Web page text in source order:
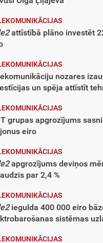
attīstībā plāno investēt
nozares
un spēja attīstīt
grupas apgrozījums
eiro
apgrozījums deviņos
par 2,4 %
iegulda 400 000 eiro
sistēmas